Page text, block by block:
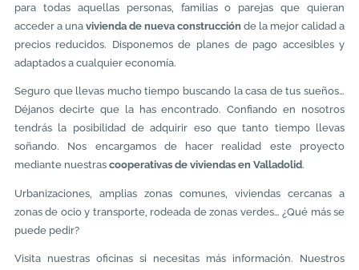
para todas aquellas personas, familias o parejas que quieran
acceder a una vivienda de nueva construcción de la mejor calidad a
precios reducidos. Disponemos de planes de pago accesibles y
adaptados a cualquier economía.
Seguro que llevas mucho tiempo buscando la casa de tus sueños…
Déjanos decirte que la has encontrado. Confiando en nosotros
tendrás la posibilidad de adquirir eso que tanto tiempo llevas
soñando. Nos encargamos de hacer realidad este proyecto
mediante nuestras cooperativas de viviendas en Valladolid.
Urbanizaciones, amplias zonas comunes, viviendas cercanas a
zonas de ocio y transporte, rodeada de zonas verdes… ¿Qué más se
puede pedir?
Visita nuestras oficinas si necesitas más información. Nuestros